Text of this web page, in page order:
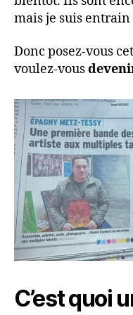
mais je suis
Donc posez-vous
voulez-vous
C’est quoi